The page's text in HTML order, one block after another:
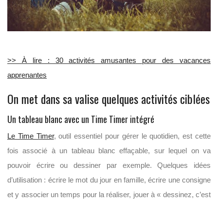
>> À lire : 30 activités amusantes pour des vacances
apprenantes
On met dans sa valise quelques activités ciblées
Un tableau blanc avec un Time Timer intégré
Le Time Timer, outil essentiel pour gérer le quotidien, est cette
fois associé à un tableau blanc effaçable, sur lequel on va
pouvoir écrire ou dessiner par exemple. Quelques idées
d’utilisation : écrire le mot du jour en famille, écrire une consigne
et y associer un temps pour la réaliser, jouer à « dessinez, c’est